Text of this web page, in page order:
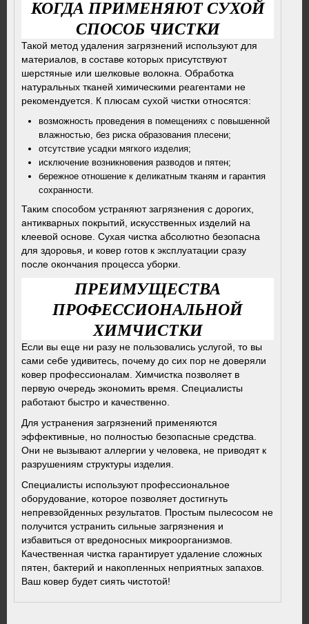
КОГДА ПРИМЕНЯЮТ СУХОЙ
СПОСОБ ЧИСТКИ
Такой метод удаления загрязнений используют для
материалов, в составе которых присутствуют
шерстяные или шелковые волокна. Обработка
натуральных тканей химическими реагентами не
рекомендуется. К плюсам сухой чистки относятся:
возможность проведения в помещениях с повышенной
влажностью, без риска образования плесени;
отсутствие усадки мягкого изделия;
исключение возникновения разводов и пятен;
бережное отношение к деликатным тканям и гарантия
сохранности.
Таким способом устраняют загрязнения с дорогих,
антикварных покрытий, искусственных изделий на
клеевой основе. Сухая чистка абсолютно безопасна
для здоровья, и ковер готов к эксплуатации сразу
после окончания процесса уборки.
ПРЕИМУЩЕСТВА
ПРОФЕССИОНАЛЬНОЙ
ХИМЧИСТКИ
Если вы еще ни разу не пользовались услугой, то вы
сами себе удивитесь, почему до сих пор не доверяли
ковер профессионалам. Химчистка позволяет в
первую очередь экономить время. Специалисты
работают быстро и качественно.
Для устранения загрязнений применяются
эффективные, но полностью безопасные средства.
Они не вызывают аллергии у человека, не приводят к
разрушениям структуры изделия.
Специалисты используют профессиональное
оборудование, которое позволяет достигнуть
непревзойденных результатов. Простым пылесосом не
получится устранить сильные загрязнения и
избавиться от вредоносных микроорганизмов.
Качественная чистка гарантирует удаление сложных
пятен, бактерий и накопленных неприятных запахов.
Ваш ковер будет сиять чистотой!